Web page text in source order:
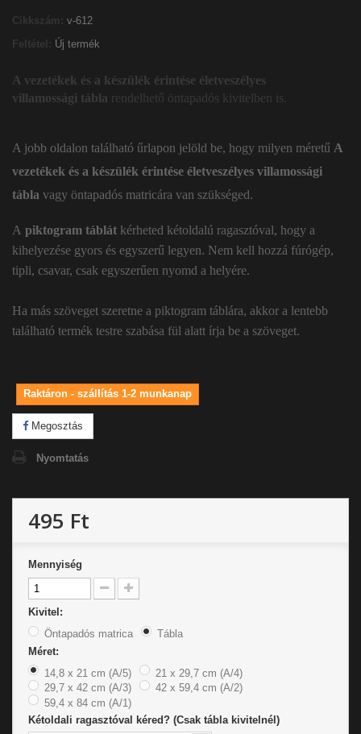
Cikkszám: v-612
Feltétel: Új termék
A vezetékek és a készülék érintése életveszélyes
villamossági tábla rendelhető öntapadós kivitelben is.
A jobb oldalon található űrlapon jelöld be, hogy milyen méretű A
vezetékek és a készülék érintése életveszélyes villamossági
tábla vagy öntapadós matricára van szükséged.
A piktogram táblát kérheted kétoldalú ragasztóval, hogy a
kihelyezése gyors és egyszerű legyen. Nem kell hozzá fúrógép,
tipli, csavar, csak egyszerűen nyomd a helyére.
Ha más szöveget szeretne a piktogram táblára, akkor a lentebb
található termék testre szabása fül alatt írja be a szöveget.
Raktáron - szállítás 1-2 munkanap
Megosztás
Nyomtatás
495 Ft
Mennyiség
Kivitel:
Öntapadós matrica
Tábla
Méret:
14,8 x 21 cm (A/5)
21 x 29,7 cm (A/4)
29,7 x 42 cm (A/3)
42 x 59,4 cm (A/2)
59,4 x 84 cm (A/1)
Kétoldali ragasztóval kéred? (Csak tábla kivitelnél)